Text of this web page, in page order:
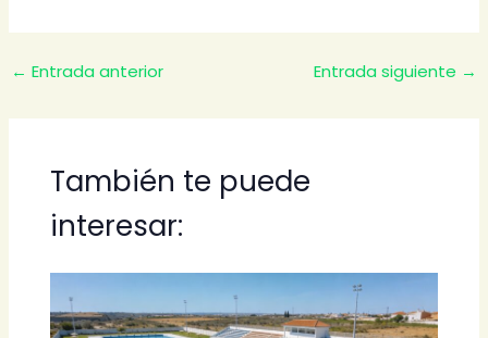
← Entrada anterior Entrada siguiente →
También te puede
interesar: